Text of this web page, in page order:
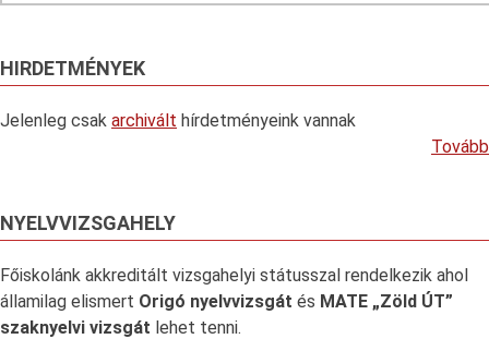
HIRDETMÉNYEK
Jelenleg csak archivált hírdetményeink vannak
Tovább
NYELVVIZSGAHELY
Főiskolánk akkreditált vizsgahelyi státusszal rendelkezik ahol
államilag elismert Origó nyelvvizsgát és MATE „Zöld ÚT”
szaknyelvi vizsgát lehet tenni.